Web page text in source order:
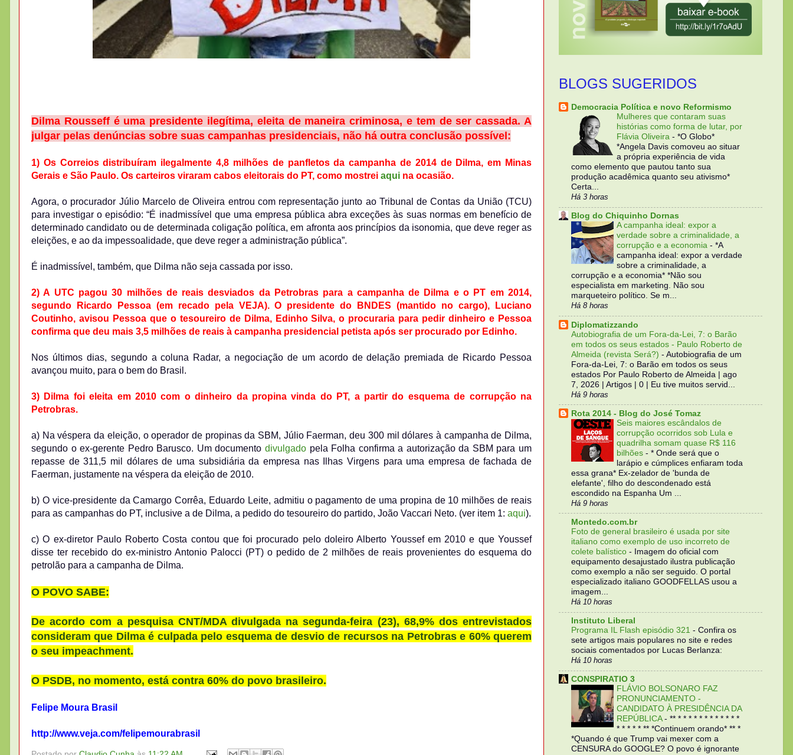
Dilma Rousseff é uma presidente ilegítima, eleita de maneira criminosa, e tem de ser cassada. A
julgar pelas denúncias sobre suas campanhas presidenciais, não há outra conclusão possível:
1) Os Correios distribuíram ilegalmente 4,8 milhões de panfletos da campanha de 2014 de Dilma, em Minas
Gerais e São Paulo. Os carteiros viraram cabos eleitorais do PT, como mostrei aqui na ocasião.
Agora, o procurador Júlio Marcelo de Oliveira entrou com representação junto ao Tribunal de Contas da União (TCU)
para investigar o episódio: “É inadmissível que uma empresa pública abra exceções às suas normas em benefício de
determinado candidato ou de determinada coligação política, em afronta aos princípios da isonomia, que deve reger as
eleições, e ao da impessoalidade, que deve reger a administração pública”.
É inadmissível, também, que Dilma não seja cassada por isso.
2) A UTC pagou 30 milhões de reais desviados da Petrobras para a campanha de Dilma e o PT em 2014,
segundo Ricardo Pessoa (em recado pela VEJA). O presidente do BNDES (mantido no cargo), Luciano
Coutinho, avisou Pessoa que o tesoureiro de Dilma, Edinho Silva, o procuraria para pedir dinheiro e Pessoa
confirma que deu mais 3,5 milhões de reais à campanha presidencial petista após ser procurado por Edinho.
Nos últimos dias, segundo a coluna Radar, a negociação de um acordo de delação premiada de Ricardo Pessoa
avançou muito, para o bem do Brasil.
3) Dilma foi eleita em 2010 com o dinheiro da propina vinda do PT, a partir do esquema de corrupção na
Petrobras.
a) Na véspera da eleição, o operador de propinas da SBM, Júlio Faerman, deu 300 mil dólares à campanha de Dilma,
segundo o ex-gerente Pedro Barusco. Um documento divulgadopela Folha confirma a autorização da SBM para um
repasse de 311,5 mil dólares de uma subsidiária da empresa nas Ilhas Virgens para uma empresa de fachada de
Faerman, justamente na véspera da eleição de 2010.
b) O vice-presidente da Camargo Corrêa, Eduardo Leite, admitiu o pagamento de uma propina de 10 milhões de reais
para as campanhas do PT, inclusive a de Dilma, a pedido do tesoureiro do partido, João Vaccari Neto. (ver item 1: aqui).
c) O ex-diretor Paulo Roberto Costa contou que foi procurado pelo doleiro Alberto Youssef em 2010 e que Youssef
disse ter recebido do ex-ministro Antonio Palocci (PT) o pedido de 2 milhões de reais provenientes do esquema do
petrolão para a campanha de Dilma.
O POVO SABE:
De acordo com a pesquisa CNT/MDA divulgada na segunda-feira (23), 68,9% dos entrevistados
consideram que Dilma é culpada pelo esquema de desvio de recursos na Petrobras e 60% querem
o seu impeachment.
O PSDB, no momento, está contra 60% do povo brasileiro.
Felipe Moura Brasil
http://www.veja.com/felipemourabrasil
BLOGS SUGERIDOS
Democracia Política e novo Reformismo
Mulheres que contaram suas
histórias como forma de lutar, por
Flávia Oliveira - *O Globo*
*Angela Davis comoveu ao situar
a própria experiência de vida
como elemento que pautou tanto sua
produção acadêmica quanto seu ativismo*
Certa...
Há 3 horas
Blog do Chiquinho Dornas
A campanha ideal: expor a
verdade sobre a criminalidade, a
corrupção e a economia - *A
campanha ideal: expor a verdade
sobre a criminalidade, a
corrupção e a economia* *Não sou
especialista em marketing. Não sou
marqueteiro político. Se m...
Há 8 horas
Diplomatizzando
Autobiografia de um Fora-da-Lei, 7: o Barão
em todos os seus estados - Paulo Roberto de
Almeida (revista Será?) - Autobiografia de um
Fora-da-Lei, 7: o Barão em todos os seus
estados Por Paulo Roberto de Almeida | ago
7, 2026 | Artigos | 0 | Eu tive muitos servid...
Há 9 horas
Rota 2014 - Blog do José Tomaz
Seis maiores escândalos de
corrupção ocorridos sob Lula e
quadrilha somam quase R$ 116
bilhões - * Onde será que o
larápio e cúmplices enfiaram toda
essa grana* Ex-zelador de 'bunda de
elefante', filho do descondenado está
escondido na Espanha Um ...
Há 9 horas
Montedo.com.br
Foto de general brasileiro é usada por site
italiano como exemplo de uso incorreto de
colete balístico -
Imagem do oficial com
equipamento desajustado ilustra publicação
como exemplo a não ser seguido. O portal
especializado italiano GOODFELLAS usou a
imagem...
Há 10 horas
Instituto Liberal
Programa IL Flash episódio 321 - Confira os
sete artigos mais populares no site e redes
sociais comentados por Lucas Berlanza:
Há 10 horas
CONSPIRATIO 3
FLÁVIO BOLSONARO FAZ
PRONUNCIAMENTO -
CANDIDATO À PRESIDÊNCIA DA
REPÚBLICA - ** * * * * * * * * * * * *
* * * * * ** *Continuem orando* ** *
*Quando é que Trump vai mexer com a
CENSURA do GOOGLE? O povo é ignorante